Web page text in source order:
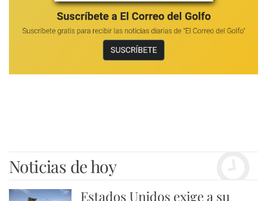
Noticias de hoy
Estados Unidos exige a su